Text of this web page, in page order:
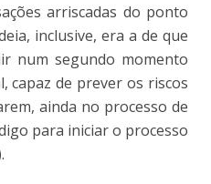
arriscadas do ponto
inclusive, era a de que
num segundo momento
capaz de prever os riscos
ainda no processo de
para iniciar o processo